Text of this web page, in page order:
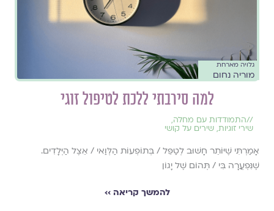
גלויה מארחת
מוריה נחום
למה סירבתי ללכת לטיפול זוגי
//התמודדות עם מחלה,
שירי זוגיות, שירים על קושי
אָמַרְתִּי שֶׁיּוֹתֵר חָשׁוּב לְטַפֵּל / בְּתוֹפְעוֹת הַלְּוַאי / אֵצֶל הַיְּלָדִים.
שֶׁנִּפְעֲרָה בִּי / תְּהוֹם שֶׁל יָגוֹן
להמשך קריאה ››